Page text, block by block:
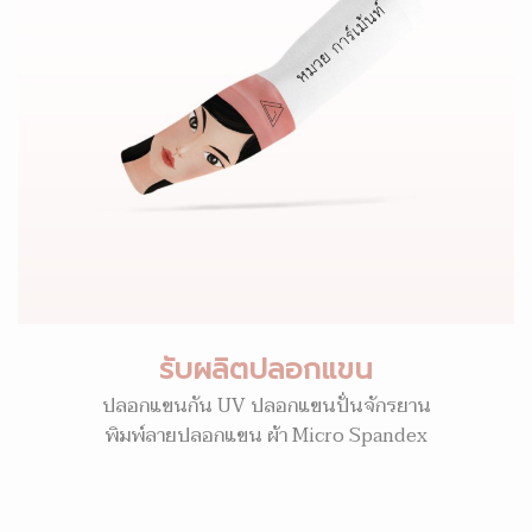
รับผลิตปลอกแขน
ปลอกแขนกัน UV ปลอกแขนปั่นจักรยาน
พิมพ์ลายปลอกแขน ผ้า Micro Spandex